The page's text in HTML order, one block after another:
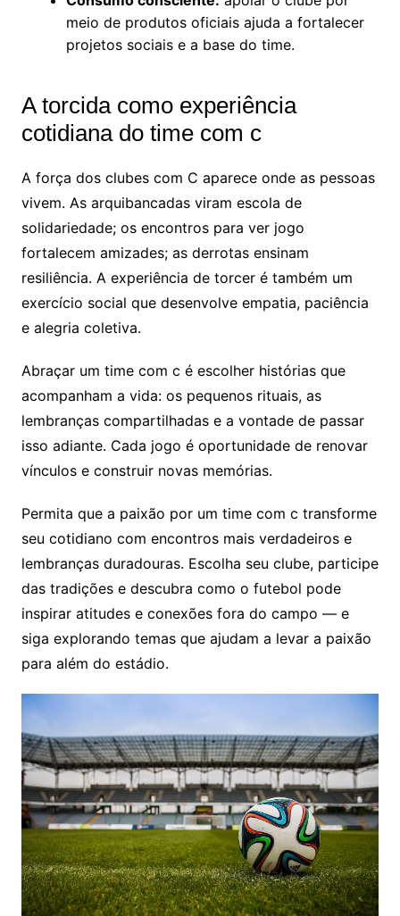
meio de produtos oficiais ajuda a fortalecer
projetos sociais e a base do time.
A torcida como experiência
cotidiana do time com c
A força dos clubes com C aparece onde as pessoas
vivem. As arquibancadas viram escola de
solidariedade; os encontros para ver jogo
fortalecem amizades; as derrotas ensinam
resiliência. A experiência de torcer é também um
exercício social que desenvolve empatia, paciência
e alegria coletiva.
Abraçar um time com c é escolher histórias que
acompanham a vida: os pequenos rituais, as
lembranças compartilhadas e a vontade de passar
isso adiante. Cada jogo é oportunidade de renovar
vínculos e construir novas memórias.
Permita que a paixão por um time com c transforme
seu cotidiano com encontros mais verdadeiros e
lembranças duradouras. Escolha seu clube, participe
das tradições e descubra como o futebol pode
inspirar atitudes e conexões fora do campo — e
siga explorando temas que ajudam a levar a paixão
para além do estádio.